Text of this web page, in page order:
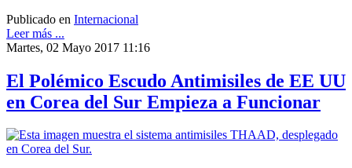
Publicado en Internacional
Leer más ...
Martes, 02 Mayo 2017 11:16
El Polémico Escudo Antimisiles de EE UU
en Corea del Sur Empieza a Funcionar